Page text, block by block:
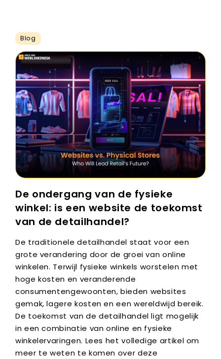
Blog
De ondergang van de fysieke
winkel: is een website de toekomst
van de detailhandel?
De traditionele detailhandel staat voor een
grote verandering door de groei van online
winkelen. Terwijl fysieke winkels worstelen met
hoge kosten en veranderende
consumentengewoonten, bieden websites
gemak, lagere kosten en een wereldwijd bereik.
De toekomst van de detailhandel ligt mogelijk
in een combinatie van online en fysieke
winkelervaringen. Lees het volledige artikel om
meer te weten te komen over deze